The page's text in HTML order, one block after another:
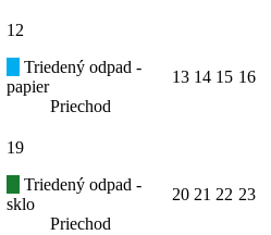
12
Triedený odpad -
papier
Priechod
13 14 15 16
19
Triedený odpad -
sklo
Priechod
20 21 22 23